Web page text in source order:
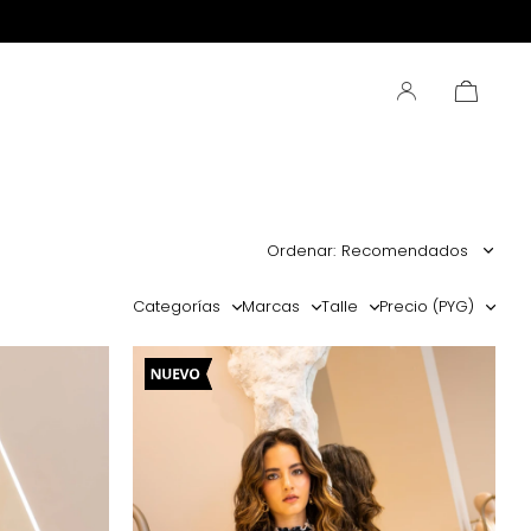
Recomendados
Categorías Marcas Talle Precio (PYG)